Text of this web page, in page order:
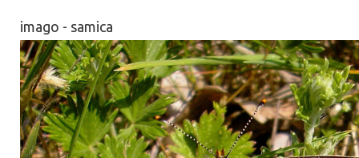
imago - samica